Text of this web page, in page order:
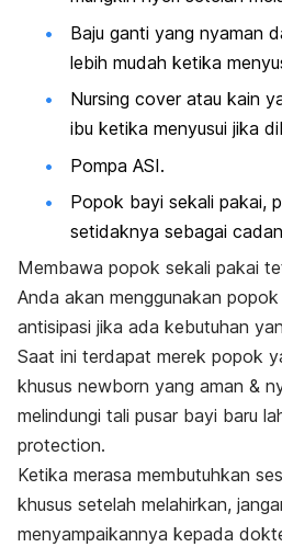
Baju ganti yang nyaman
lebih mudah ketika
Nursing cover atau kain
ibu ketika menyusui jika
Pompa ASI.
Popok bayi sekali pakai,
setidaknya sebagai
Membawa popok sekali pakai
Anda akan menggunakan
antisipasi jika ada kebutuhan
Saat ini terdapat merek popok
khusus newborn yang aman &
melindungi tali pusar bayi baru
protection.
Ketika merasa membutuhkan
khusus setelah melahirkan,
menyampaikannya kepada